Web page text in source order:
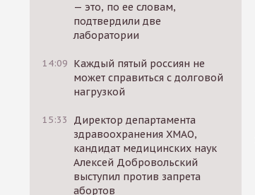
— это, по ее словам,
подтвердили две
лаборатории
14:09 Каждый пятый россиян не
может справиться с долговой
нагрузкой
15:33
Директор департамента
здравоохранения ХМАО,
кандидат медицинских наук
Алексей Добровольский
выступил против запрета
абортов